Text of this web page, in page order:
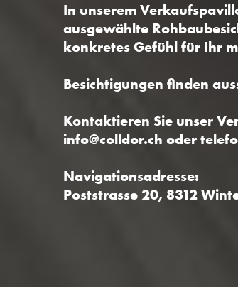
In unserem
ausgewählte
konkretes Gefühl für Ihr
Besichtigungen finden
Kontaktieren Sie unser
info@colldor.ch oder
Navigationsadresse:
Poststrasse 20, 8312